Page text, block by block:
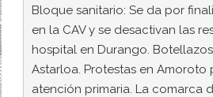
Bloque sanitario: Se da por
en la CAV y se desactivan las
hospital en Durango.
Astarloa. Protestas en
atención primaria. La comarca